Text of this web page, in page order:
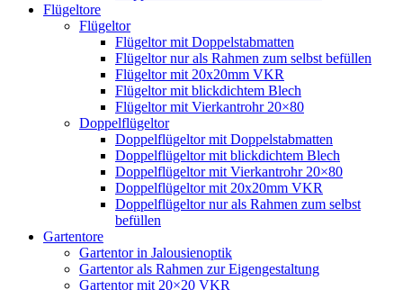
Flügeltore
Flügeltor
Flügeltor mit Doppelstabmatten
Flügeltor nur als Rahmen zum selbst befüllen
Flügeltor mit 20x20mm VKR
Flügeltor mit blickdichtem Blech
Flügeltor mit Vierkantrohr 20×80
Doppelflügeltor
Doppelflügeltor mit Doppelstabmatten
Doppelflügeltor mit blickdichtem Blech
Doppelflügeltor mit Vierkantrohr 20×80
Doppelflügeltor mit 20x20mm VKR
Doppelflügeltor nur als Rahmen zum selbst
befüllen
Gartentore
Gartentor in Jalousienoptik
Gartentor als Rahmen zur Eigengestaltung
Gartentor mit 20×20 VKR